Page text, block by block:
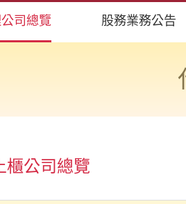
司總覽 股務業務公告
櫃公司總覽